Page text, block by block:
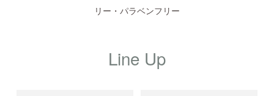
リー・パラベンフリー
Line Up